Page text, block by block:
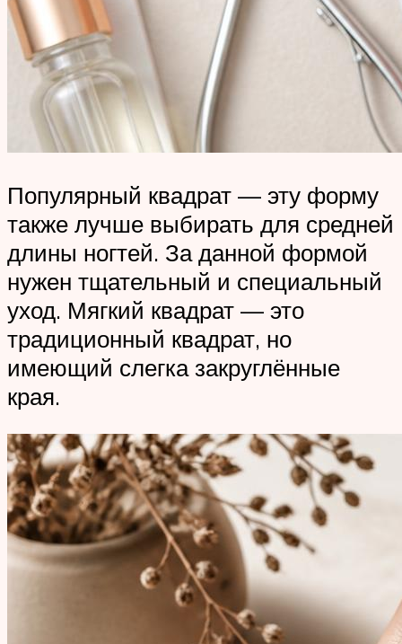
Популярный квадрат — эту форму
также лучше выбирать для средней
длины ногтей. За данной формой
нужен тщательный и специальный
уход. Мягкий квадрат — это
традиционный квадрат, но
имеющий слегка закруглённые
края.